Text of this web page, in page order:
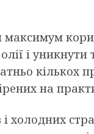
і уникнути
кількох
на
холодних